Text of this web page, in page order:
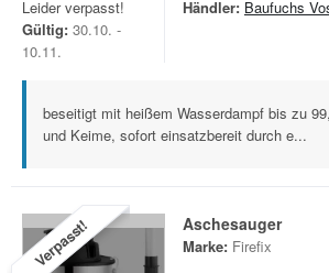
Leider verpasst!
Gültig: 30.10. -
10.11.
Händler: Baufuchs
beseitigt mit heißem Wasserdampf bis zu
und Keime, sofort einsatzbereit durch e...
Verpasst! Aschesauger
Marke: Firefix